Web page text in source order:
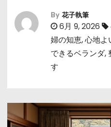
By 花子執筆
6月 9, 2026
婦の知恵,心地よ
できるベランダ,
す